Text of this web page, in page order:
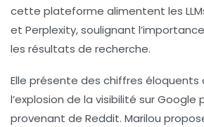
cette plateforme alimentent les
et Perplexity, soulignant
les résultats de recherche.
Elle présente des chiffres
l’explosion de la visibilité sur Google
provenant de Reddit. Marilou